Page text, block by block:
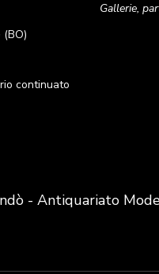
continuato
Gallerie,
- Antiquariato